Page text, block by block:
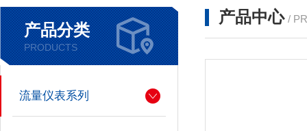
产品分类
PRODUCTS
流量仪表系列
产品中心 /